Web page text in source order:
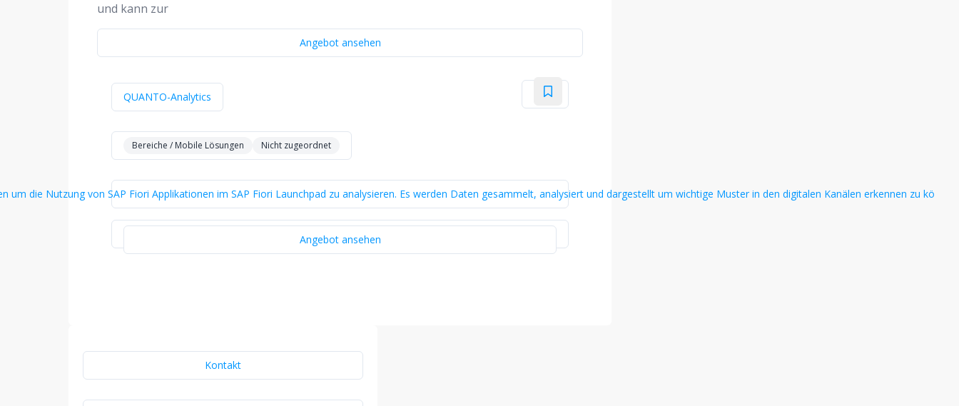
und kann zur
Angebot ansehen
QUANTO-Analytics
Bereiche / Mobile Lösungen Nicht zugeordnet
um die Nutzung von SAP Fiori Applikationen im SAP Fiori Launchpad zu analysieren. Es werden Daten gesammelt, analysiert und dargestellt um wichtige Muster in den digitalen Kanälen erkennen zu kö
Angebot ansehen
Kontakt